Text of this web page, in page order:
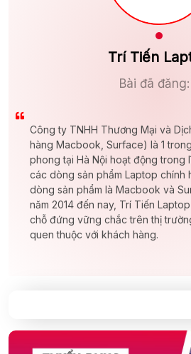
Trí Tiến
Bài đã đăng:
Công ty TNHH Thương Mại và
hàng Macbook, Surface) là 1
phong tại Hà Nội hoạt động trong
các dòng sản phẩm Laptop chính
dòng sản phẩm là Macbook và
năm 2014 đến nay, Trí Tiến
chỗ đứng vững chắc trên thị
quen thuộc với khách hàng.